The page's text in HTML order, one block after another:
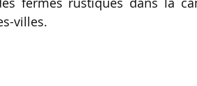
villes.